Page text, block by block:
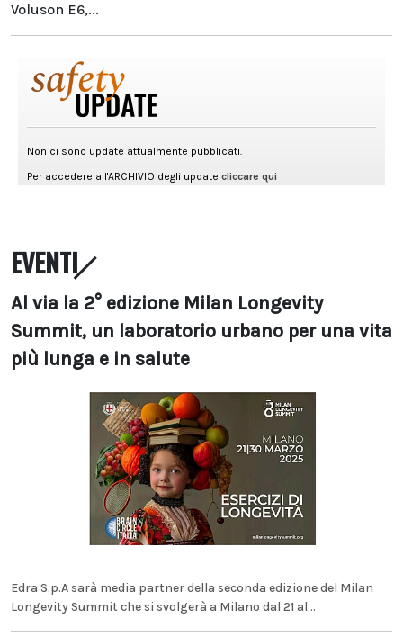
Voluson E6,...
EVENTI
Al via la 2° edizione Milan Longevity
Summit, un laboratorio urbano per una vita
più lunga e in salute
Edra S.p.A sarà media partner della seconda edizione del Milan
Longevity Summit che si svolgerà a Milano dal 21 al...